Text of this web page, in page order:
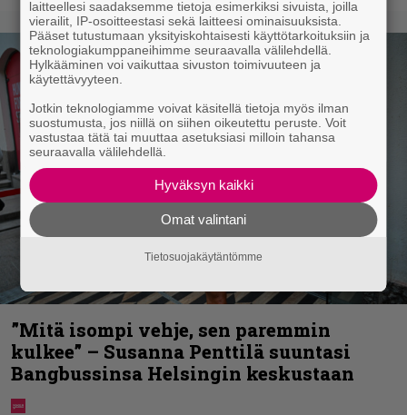
”Mitä isompi vehje, sen paremmin
kulkee” – Susanna Penttilä suuntasi
Bangbussinsa Helsingin keskustaan
laitteellesi saadaksemme tietoja esimerkiksi sivuista, joilla
vierailit, IP-osoitteestasi sekä laitteesi ominaisuuksista.
Pääset tutustumaan yksityiskohtaisesti käyttötarkoituksiin ja
teknologiakumppaneihimme seuraavalla välilehdellä.
Hylkääminen voi vaikuttaa sivuston toimivuuteen ja
käytettävyyteen.
Jotkin teknologiamme voivat käsitellä tietoja myös ilman
suostumusta, jos niillä on siihen oikeutettu peruste. Voit
vastustaa tätä tai muuttaa asetuksiasi milloin tahansa
seuraavalla välilehdellä.
Hyväksyn kaikki
Omat valintani
Tietosuojakäytäntömme